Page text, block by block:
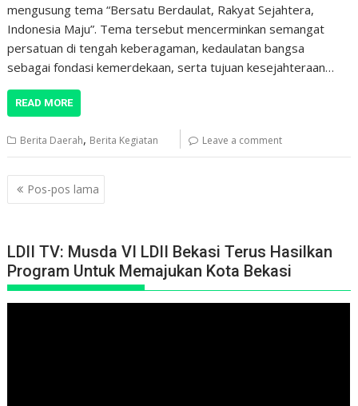
mengusung tema “Bersatu Berdaulat, Rakyat Sejahtera,
Indonesia Maju”. Tema tersebut mencerminkan semangat
persatuan di tengah keberagaman, kedaulatan bangsa
sebagai fondasi kemerdekaan, serta tujuan kesejahteraan…
READ MORE
Berita Daerah, Berita Kegiatan Leave a comment
Navigasi
pos
Pos-pos lama
LDII TV: Musda VI LDII Bekasi Terus Hasilkan
Program Untuk Memajukan Kota Bekasi